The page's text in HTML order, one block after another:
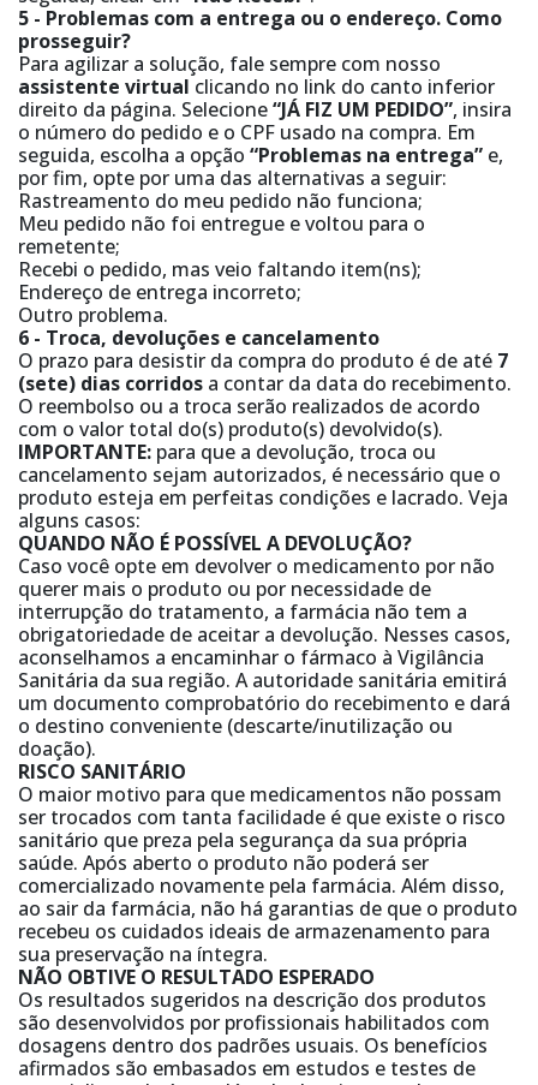
5 - Problemas com a entrega ou o endereço. Como
prosseguir?
Para agilizar a solução, fale sempre com nosso
assistente virtual clicando no link do canto inferior
direito da página. Selecione“JÁ FIZ UM PEDIDO”, insira
o número do pedido e o CPF usado na compra. Em
seguida, escolha a opção “Problemas na entrega” e,
por fim, opte por uma das alternativas a seguir:
Rastreamento do meu pedido não funciona;
Meu pedido não foi entregue e voltou para o
remetente;
Recebi o pedido, mas veio faltando item(ns);
Endereço de entrega incorreto;
Outro problema.
6 - Troca, devoluções e cancelamento
O prazo para desistir da compra do produto é de até 7
(sete) dias corridos a contar da data do recebimento.
O reembolso ou a troca serão realizados de acordo
com o valor total do(s) produto(s) devolvido(s).
IMPORTANTE: para que a devolução, troca ou
cancelamento sejam autorizados, é necessário que o
produto esteja em perfeitas condições e lacrado. Veja
alguns casos:
QUANDO NÃO É POSSÍVEL A DEVOLUÇÃO?
Caso você opte em devolver o medicamento por não
querer mais o produto ou por necessidade de
interrupção do tratamento, a farmácia não tem a
obrigatoriedade de aceitar a devolução. Nesses casos,
aconselhamos a encaminhar o fármaco à Vigilância
Sanitária da sua região. A autoridade sanitária emitirá
um documento comprobatório do recebimento e dará
o destino conveniente (descarte/inutilização ou
doação).
RISCO SANITÁRIO
O maior motivo para que medicamentos não possam
ser trocados com tanta facilidade é que existe o risco
sanitário que preza pela segurança da sua própria
saúde. Após aberto o produto não poderá ser
comercializado novamente pela farmácia. Além disso,
ao sair da farmácia, não há garantias de que o produto
recebeu os cuidados ideais de armazenamento para
sua preservação na íntegra.
NÃO OBTIVE O RESULTADO ESPERADO
Os resultados sugeridos na descrição dos produtos
são desenvolvidos por profissionais habilitados com
dosagens dentro dos padrões usuais. Os benefícios
afirmados são embasados em estudos e testes de